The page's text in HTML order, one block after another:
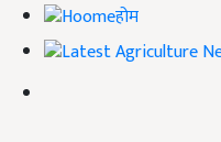
होम